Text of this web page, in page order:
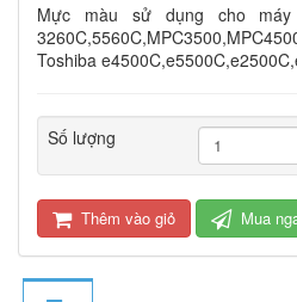
Mực màu sử dụng cho máy
Toshiba
Số lượng
Thêm vào giỏ Mua